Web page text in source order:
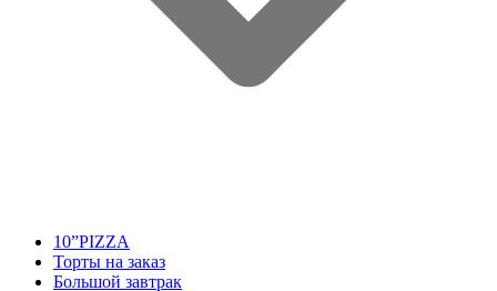
10”PIZZA
Торты на заказ
Большой завтрак